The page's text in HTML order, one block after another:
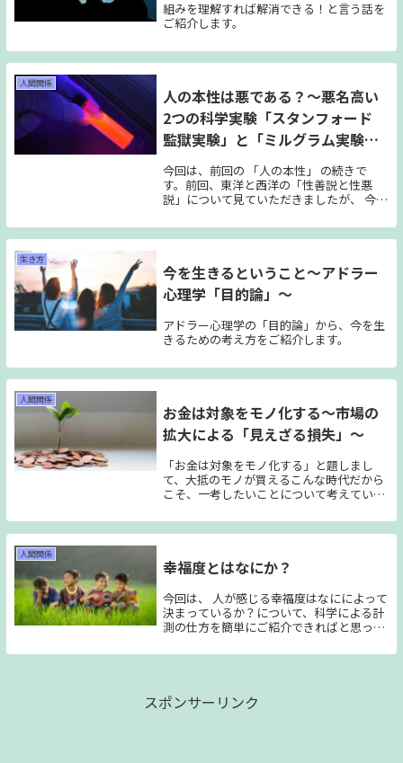
組みを理解すれば解消できる！と言う話を
ご紹介します。
人間関係
人の本性は悪である？～悪名高い
2つの科学実験「スタンフォード
監獄実験」と「ミルグラム実験」
～
今回は、前回の 「人の本性」 の続きで
す。前回、東洋と西洋の「性善説と性悪
説」について見ていただきましたが、 今回
について、見ていこうと思います。 おそら
くは多くの方がこの事実を知らないでいま
まえて、科学の実験についてご紹介しま
す。
生き方
今を生きるということ～アドラー
心理学「目的論」～
アドラー心理学の「目的論」から、今を生
きるための考え方をご紹介します。
人間関係
お金は対象をモノ化する～市場の
拡大による「見えざる損失」～
「お金は対象をモノ化する」と題しまし
て、大抵のモノが買えるこんな時代だから
こそ、一考したいことについて考えていき
で、 「現代社会において拡大しつつあるも
の」と「再確認したいもの」 を見ていこう
人間関係
幸福度とはなにか？
今回は、 人が感じる幸福度はなにによって
決まっているか？について、科学による計
測の仕方を簡単にご紹介できればと思って
切なことも記事にしていこうと思います。
スポンサーリンク